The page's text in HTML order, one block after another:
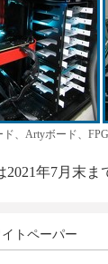
ド、Artyボード、
年7月末ま
トペーパー